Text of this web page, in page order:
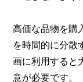
高価な品物を購
を時間的に分散
画に利用すると
意が必要です。